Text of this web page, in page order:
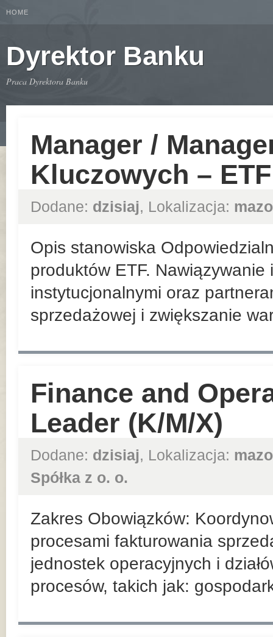
HOME
Dyrektor Banku
Praca Dyrektora Banku
Manager /
Kluczowych – ETF
Dodane: dzisiaj, Lokalizacja:
Opis stanowiska
produktów ETF.
instytucjonalnymi oraz
sprzedażowej i zwiększanie
Finance and
Leader (K/M/X)
Dodane: dzisiaj, Lokalizacja:
Spółka z o. o.
Zakres Obowiązków:
procesami fakturowania
jednostek operacyjnych i
procesów, takich jak: